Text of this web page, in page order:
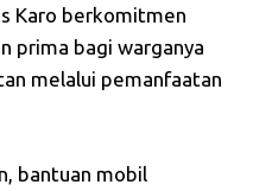
Karo berkomitmen
prima bagi warganya
melalui pemanfaatan
bantuan mobil